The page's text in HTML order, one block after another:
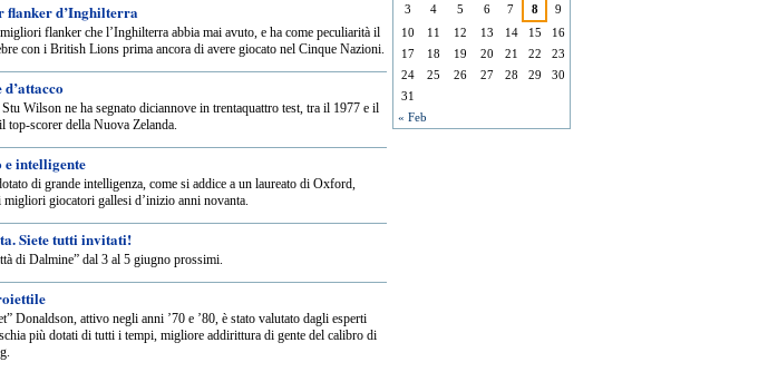
« Feb
3
4 5 6 7 8
9
10
11 12 13 14 15
16
17
18 19 20 21 22
23
24
25 26 27 28 29
30
31
flanker d’Inghilterra
flanker che l’Inghilterra abbia mai avuto, e ha come peculiarità il
con i British Lions prima ancora di avere giocato nel Cinque Nazioni.
Wilson ne ha segnato diciannove in trentaquattro test, tra il 1977 e il
top-scorer della Nuova Zelanda.
e intelligente
di grande intelligenza, come si addice a un laureato di Oxford,
giocatori gallesi d’inizio anni novanta.
Siete tutti invitati!
di Dalmine” dal 3 al 5 giugno prossimi.
Donaldson, attivo negli anni ’70 e ’80, è stato valutato dagli esperti
più dotati di tutti i tempi, migliore addirittura di gente del calibro di